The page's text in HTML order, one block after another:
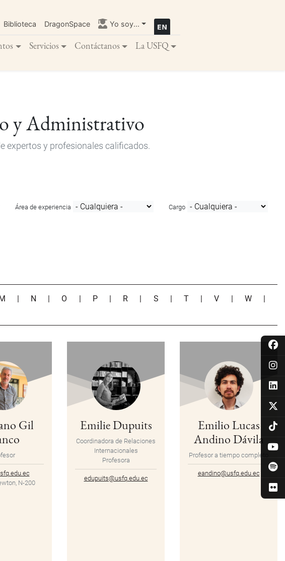
Biblioteca DragonSpace Yo soy...
Servicios Contáctanos La USFQ
y Administrativo
expertos y profesionales calificados.
Área de experiencia Cargo
M N O P R S |T |V W
Gil
N-200
Emilie Dupuits
Coordinadora de Relaciones
Internacionales
Profesora
edupuits@usfq.edu.ec
Emilio Lucas
Andino Dávila
Profesor a tiempo completo
eandino@usfq.edu.ec